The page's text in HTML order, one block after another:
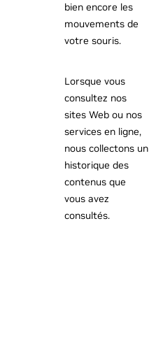
bien encore les
mouvements de
votre souris.
Lorsque vous
consultez nos
sites Web ou nos
services en ligne,
nous collectons un
historique des
contenus que
vous avez
consultés.